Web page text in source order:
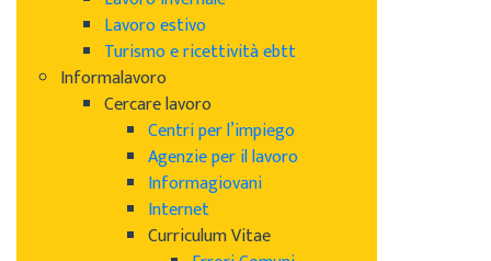
Lavoro estivo
Turismo e ricettività ebtt
Informalavoro
Cercare lavoro
Centri per l’impiego
Agenzie per il lavoro
Informagiovani
Internet
Curriculum Vitae